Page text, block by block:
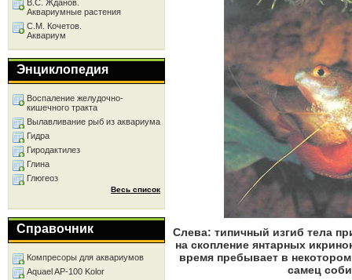
Слева: типичный изгиб тела
на скопление янтарных
время пребывает в
самец
В.С. Жданов.
Аквариумные растения
С.М. Кочетов.
Аквариум
Энциклопедия
Воспаление желудочно-
кишечного тракта
Вылавливание рыб из аквариума
Гидра
Гиродактилез
Глина
Глюгеоз
Весь список
Справочник
Компресоры для аквариумов
Aquael AP-100 Kolor